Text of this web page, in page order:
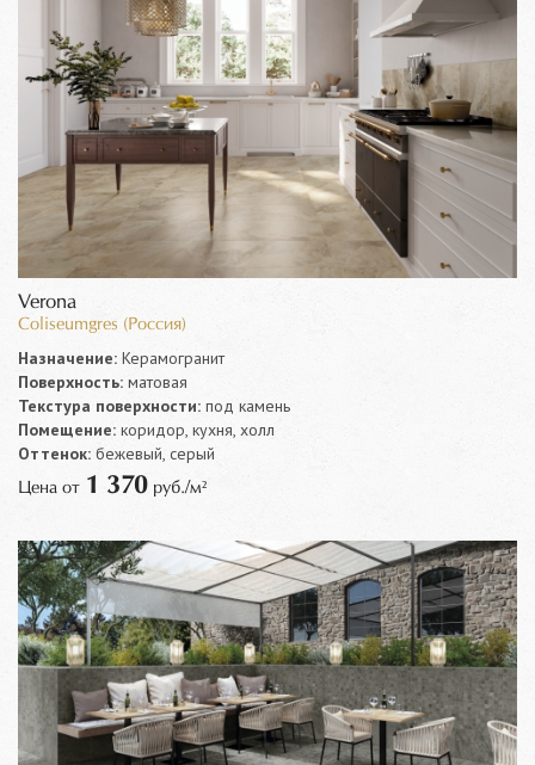
Verona
Coliseumgres (Россия)
Назначение: Керамогранит
Поверхность: матовая
Текстура поверхности: под камень
Помещение: коридор, кухня, холл
Оттенок: бежевый, серый
Цена от 1 370 руб./м²